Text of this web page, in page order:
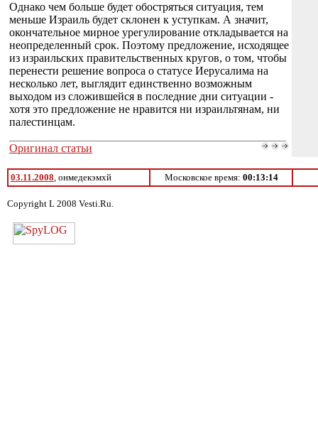
Однако чем больше будет обостряться ситуация, тем
меньше Израиль будет склонен к уступкам. А значит,
окончательное мирное урегулирование откладывается на
неопределенный срок. Поэтому предложение, исходящее
из израильских правительственных кругов, о том, чтобы
перенести решение вопроса о статусе Иерусалима на
несколько лет, выглядит единственно возможным
выходом из сложившейся в последние дни ситуации -
хотя это предложение не нравится ни израильтянам, ни
палестинцам.
Оригинал статьи
03.11.2008, онмедекэмхй Московское время: 00:13:14
Copyright L 2008 Vesti.Ru.